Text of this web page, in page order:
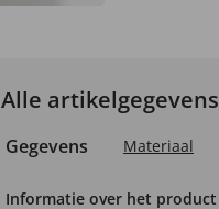
Alle artikelgegevens
Gegevens Materiaal
Informatie over het product